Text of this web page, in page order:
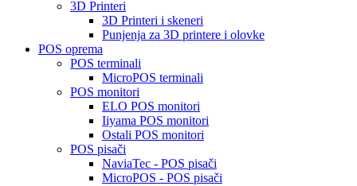
3D Printeri
3D Printeri i skeneri
Punjenja za 3D printere i olovke
POS oprema
POS terminali
MicroPOS terminali
POS monitori
ELO POS monitori
Iiyama POS monitori
Ostali POS monitori
POS pisači
NaviaTec - POS pisači
MicroPOS - POS pisači